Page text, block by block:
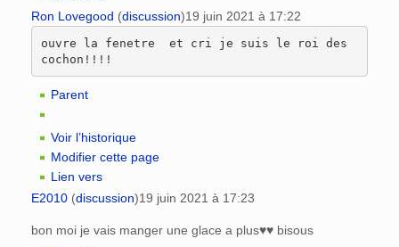
Ron Lovegood (discussion)19 juin 2021 à 17:22
ouvre la fenetre  et cri je suis le roi des
Parent
Voir l’historique
Modifier cette page
Lien vers
E2010 (discussion)19 juin 2021 à 17:23
bon moi je vais manger une glace a plus♥♥ bisous